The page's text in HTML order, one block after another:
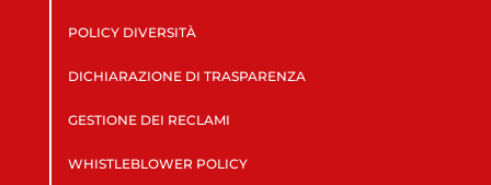
POLICY DIVERSITÀ
DICHIARAZIONE DI TRASPARENZA
GESTIONE DEI RECLAMI
WHISTLEBLOWER POLICY